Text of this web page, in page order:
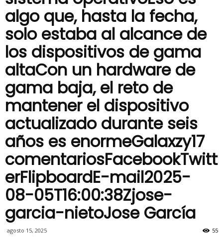
algo que, hasta la fecha,
solo estaba al alcance de
los dispositivos de gama
altaCon un hardware de
gama baja, el reto de
mantener el dispositivo
actualizado durante seis
años es enormeGalaxzy17
comentariosFacebookTwitt
erFlipboardE-mail2025-
08-05T16:00:38Zjose-
garcia-nietoJose García
agosto 15, 2025 55